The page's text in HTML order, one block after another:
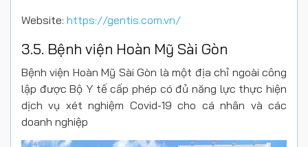
Website: https://gentis.com.vn/
3.5. Bệnh viện Hoàn Mỹ Sài Gòn
Bệnh viện Hoàn Mỹ Sài Gòn là một địa chỉ ngoài công
lập được Bộ Y tế cấp phép có đủ năng lực thực hiện
dịch vụ xét nghiệm Covid-19 cho cá nhân và các
doanh nghiệp